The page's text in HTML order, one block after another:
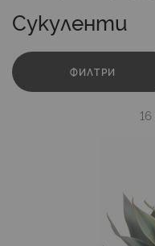
Сукуленти
ФИЛТРИ
16